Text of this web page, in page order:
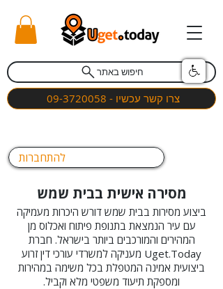
חיפוש באתר
צרו קשר עכשיו - 09-3720058
להתחברות
מסירה אישית בבית שמש
ביצוע מסירות בבית שמש דורש היכרות מעמיקה
עם עיר הנמצאת בתנופת פיתוח ואכלוס מן
המהירים והמורכבים ביותר בישראל. חברת
Uget.Today מעניקה למשרדי עורכי דין זרוע
ביצועית אמינה המטפלת בכל משימה במהירות
ומספקת תיעוד משפטי מלא וקביל.